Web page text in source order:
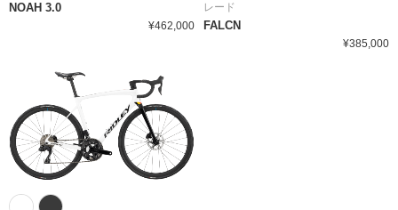
NOAH 3.0
¥462,000
レード
FALCN
¥385,000